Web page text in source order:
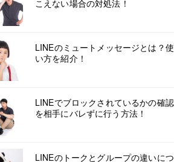
こえない場合の対処法！
LINEのミュートメッセージとは？使
い方を紹介！
LINEでブロックされているかの確認
を相手にバレずに行う方法！
LINEのトークとグループの違いにつ